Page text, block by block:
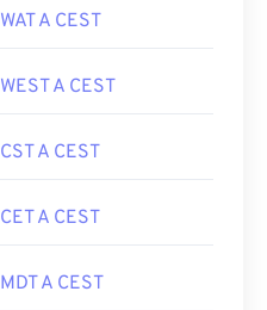
WAT A CEST
WEST A CEST
CST A CEST
CET A CEST
MDT A CEST